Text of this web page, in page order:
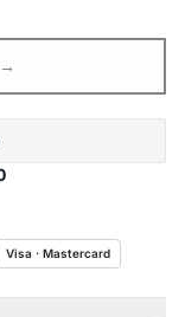
Visa · Mastercard